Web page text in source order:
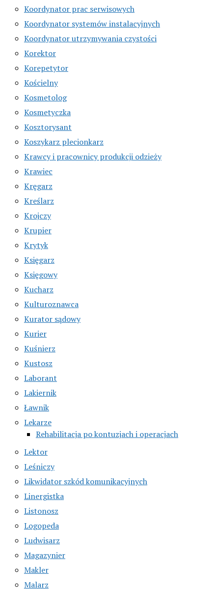
Koordynator prac serwisowych
Koordynator systemów instalacyjnych
Koordynator utrzymywania czystości
Korektor
Korepetytor
Kościelny
Kosmetolog
Kosmetyczka
Kosztorysant
Koszykarz plecionkarz
Krawcy i pracownicy produkcji odzieży
Krawiec
Kręgarz
Kreślarz
Krojczy
Krupier
Krytyk
Księgarz
Księgowy
Kucharz
Kulturoznawca
Kurator sądowy
Kurier
Kuśnierz
Kustosz
Laborant
Lakiernik
Ławnik
Lekarze
Rehabilitacja po kontuzjach i operacjach
Lektor
Leśniczy
Likwidator szkód komunikacyjnych
Linergistka
Listonosz
Logopeda
Ludwisarz
Magazynier
Makler
Malarz